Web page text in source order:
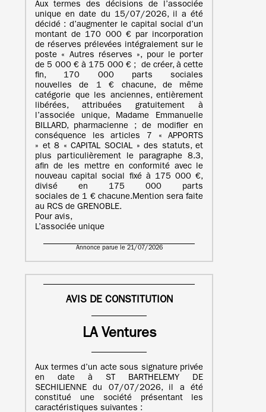
Aux termes des décisions de l’associée
unique en date du 15/07/2026, il a été
décidé : d’augmenter le capital social d’un
montant de 170 000 € par incorporation
de réserves prélevées intégralement sur le
poste « Autres réserves », pour le porter
de 5 000 € à 175 000 € ; de créer, à cette
fin, 170 000 parts sociales
nouvelles de 1 € chacune, de même
catégorie que les anciennes, entièrement
libérées, attribuées gratuitement à
l’associée unique, Madame Emmanuelle
BILLARD, pharmacienne ; de modifier en
conséquence les articles 7 « APPORTS
» et 8 « CAPITAL SOCIAL » des statuts, et
plus particulièrement le paragraphe 8.3,
afin de les mettre en conformité avec le
nouveau capital social fixé à 175 000 €,
divisé en 175 000 parts
sociales de 1 € chacune.Mention sera faite
au RCS de GRENOBLE.
Pour avis,
L’associée unique
Annonce parue le 21/07/2026
AVIS DE CONSTITUTION
LA Ventures
Aux termes d’un acte sous signature privée
en date à ST BARTHELEMY DE
SECHILIENNE du 07/07/2026, il a été
constitué une société présentant les
caractéristiques suivantes :